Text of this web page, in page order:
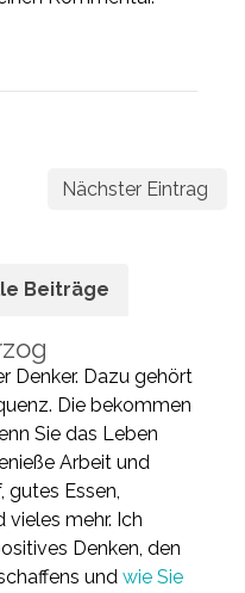
Nächster Eintrag
Beiträge
Denker. Dazu gehört
Die bekommen
Sie das Leben
Arbeit und
gutes Essen,
vieles mehr. Ich
Denken, den
und wie Sie